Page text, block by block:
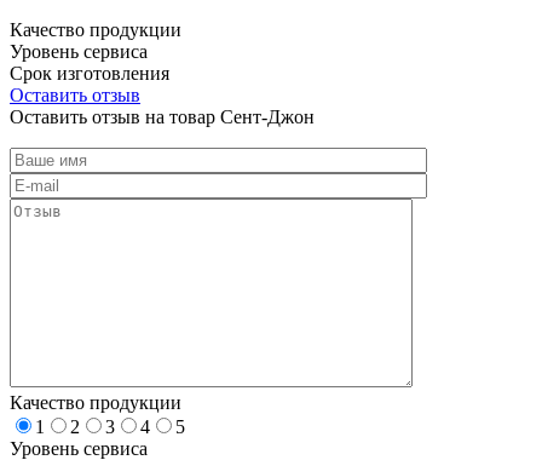
Качество продукции
Уровень сервиса
Срок изготовления
Оставить отзыв
Оставить отзыв на товар Сент-Джон
Качество продукции
1
2 3 4
5
Уровень сервиса